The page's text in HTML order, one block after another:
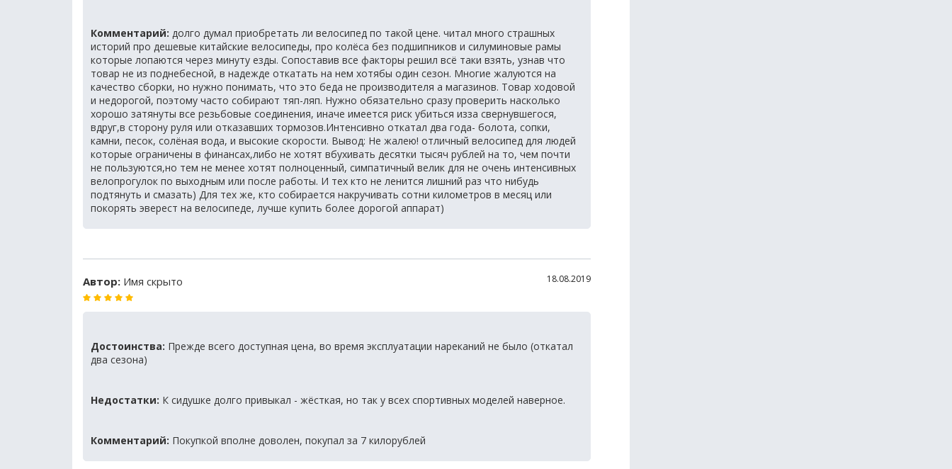
Комментарий: долго думал приобретать ли велосипед по такой цене. читал много страшных
историй про дешевые китайские велосипеды, про колёса без подшипников и силуминовые рамы
которые лопаются через минуту езды. Сопоставив все факторы решил всё таки взять, узнав что
товар не из поднебесной, в надежде откатать на нем хотябы один сезон. Многие жалуются на
качество сборки, но нужно понимать, что это беда не производителя а магазинов. Товар ходовой
и недорогой, поэтому часто собирают тяп-ляп. Нужно обязательно сразу проверить насколько
хорошо затянуты все резьбовые соединения, иначе имеется риск убиться изза свернувшегося,
вдруг,в сторону руля или отказавших тормозов.Интенсивно откатал два года- болота, сопки,
камни, песок, солёная вода, и высокие скорости. Вывод: Не жалею! отличный велосипед для людей
которые ограничены в финансах,либо не хотят вбухивать десятки тысяч рублей на то, чем почти
не пользуются,но тем не менее хотят полноценный, симпатичный велик для не очень интенсивных
велопрогулок по выходным или после работы. И тех кто не ленится лишний раз что нибудь
подтянуть и смазать) Для тех же, кто собирается накручивать сотни километров в месяц или
покорять эверест на велосипеде, лучше купить более дорогой аппарат)
Автор: Имя скрыто 18.08.2019
Достоинства: Прежде всего доступная цена, во время эксплуатации нареканий не было (откатал
два сезона)
Недостатки: К сидушке долго привыкал - жёсткая, но так у всех спортивных моделей наверное.
Комментарий: Покупкой вполне доволен, покупал за 7 килорублей